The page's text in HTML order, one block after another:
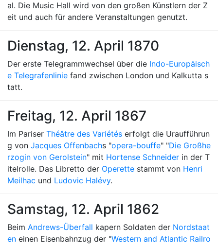
al. Die Music Hall wird von den großen Künstlern der Z
eit und auch für andere Veranstaltungen genutzt.
Dienstag, 12. April 1870
Der erste Telegrammwechsel über die Indo-Europäisch
e Telegrafenlinie fand zwischen London und Kalkutta s
tatt.
Freitag, 12. April 1867
Im Pariser Théâtre des Variétés erfolgt die Uraufführun
g von Jacques Offenbachs "opera-bouffe" "Die Großhe
rzogin von Gerolstein" mit Hortense Schneider in der T
itelrolle. Das Libretto der Operette stammt von Henri
Meilhac und Ludovic Halévy.
Samstag, 12. April 1862
Beim Andrews-Überfall kapern Soldaten der Nordstaat
en einen Eisenbahnzug der "Western and Atlantic Railro